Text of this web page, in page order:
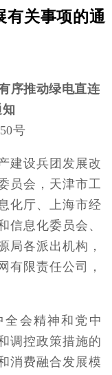
有关事项的通
序推动绿电直连
号
建设兵团发展改
员会，天津市工
化厅、上海市经
信息化委员会、
局各派出机构，
有限责任公司，
会精神和党中
调控政策措施的
消费融合发展模